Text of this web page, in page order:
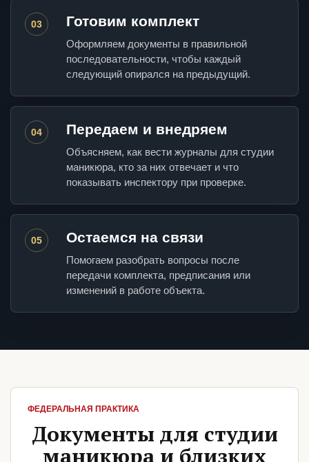
03 Готовим комплект
Оформляем документы в правильной
последовательности, чтобы каждый
следующий опирался на предыдущий.
04 Передаем и внедряем
Объясняем, как вести журналы для студии
маникюра, кто за них отвечает и что
показывать инспектору при проверке.
05 Остаемся на связи
Помогаем разобрать вопросы после
передачи комплекта, предписания или
изменений в работе объекта.
ФЕДЕРАЛЬНАЯ ПРАКТИКА
Документы для студии
маникюра и близких